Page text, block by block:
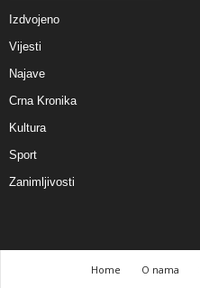
Izdvojeno
Vijesti
Najave
Crna Kronika
Kultura
Sport
Zanimljivosti
Home O nama